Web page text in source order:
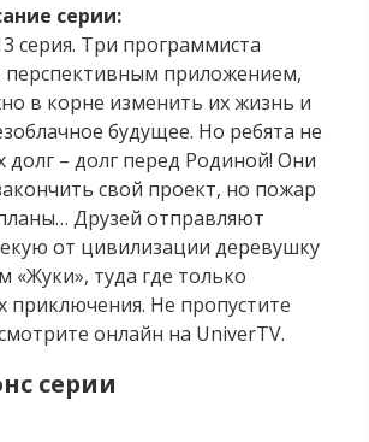
серии:
серия. Три программиста
перспективным приложением,
в корне изменить их жизнь и
будущее. Но ребята не
долг – долг перед Родиной! Они
свой проект, но пожар
Друзей отправляют
от цивилизации деревушку
«Жуки», туда где только
приключения. Не пропустите
онлайн на UniverTV.
серии